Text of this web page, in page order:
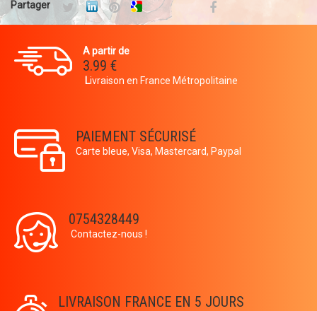
Partager
A partir de
3.99 €
Livraison en France Métropolitaine
PAIEMENT SÉCURISÉ
Carte bleue, Visa, Mastercard, Paypal
0754328449
Contactez-nous !
LIVRAISON FRANCE EN 5 JOURS